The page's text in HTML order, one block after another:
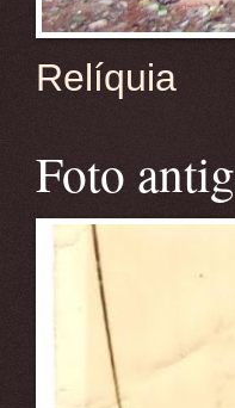
Relíquia
Foto